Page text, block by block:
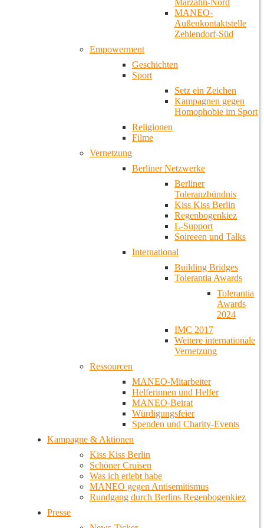
Marzahn-Nord
MANEO-
Außenkontaktstelle
Zehlendorf-Süd
Empowerment
Geschichten
Sport
Setz ein Zeichen
Kampagnen gegen
Homophobie im Sport
Religionen
Filme
Vernetzung
Berliner Netzwerke
Berliner
Toleranzbündnis
Kiss Kiss Berlin
Regenbogenkiez
L-Support
Soireeen und Talks
International
Building Bridges
Tolerantia Awards
Tolerantia
Awards
2024
IMC 2017
Weitere internationale
Vernetzung
Ressourcen
MANEO-Mitarbeiter
Helferinnen und Helfer
MANEO-Beirat
Würdigungsfeier
Spenden und Charity-Events
Kampagne & Aktionen
Kiss Kiss Berlin
Schöner Cruisen
Was ich erlebt habe
MANEO gegen Antisemitismus
Rundgang durch Berlins Regenbogenkiez
Presse